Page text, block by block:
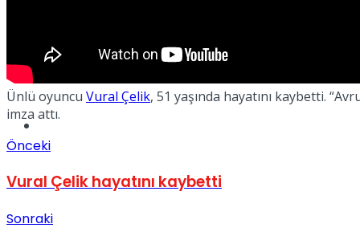
Ünlü oyuncu Vural Çelik, 51 yaşında hayatını kaybetti.
imza attı.
Önceki
Vural Çelik hayatını kaybetti
Sonraki